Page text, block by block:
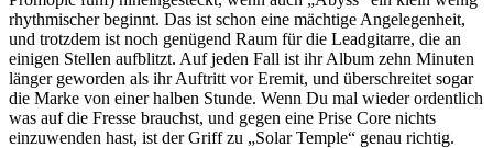
rhythmischer beginnt. Das ist schon eine mächtige Angelegenheit,
und trotzdem ist noch genügend Raum für die Leadgitarre, die an
einigen Stellen aufblitzt. Auf jeden Fall ist ihr Album zehn Minuten
länger geworden als ihr Auftritt vor Eremit, und überschreitet sogar
die Marke von einer halben Stunde. Wenn Du mal wieder ordentlich
was auf die Fresse brauchst, und gegen eine Prise Core nichts
einzuwenden hast, ist der Griff zu „Solar Temple“ genau richtig.